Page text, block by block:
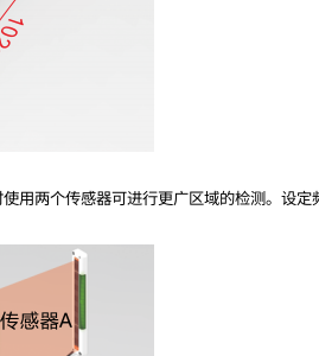
用两个传感器可进行更广区域的检测。设